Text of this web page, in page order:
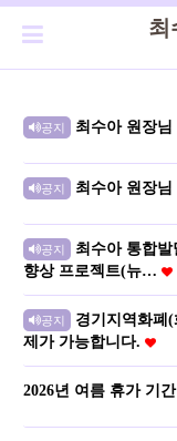
최
공지 최수아 원장
공지 최수아 원장
공지
최수아 통합
향상 프로젝트(뉴…
공지
경기지역화폐
제가 가능합니다.
2026년 여름 휴가 기